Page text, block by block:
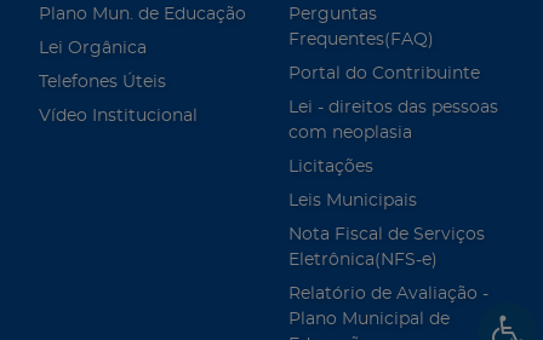
Plano Mun. de Educação
Lei Orgânica
Telefones Úteis
Vídeo Institucional
Perguntas
Frequentes(FAQ)
Portal do Contribuinte
Lei - direitos das pessoas
com neoplasia
Licitações
Leis Municipais
Nota Fiscal de Serviços
Eletrônica(NFS-e)
Relatório de Avaliação -
Plano Municipal de